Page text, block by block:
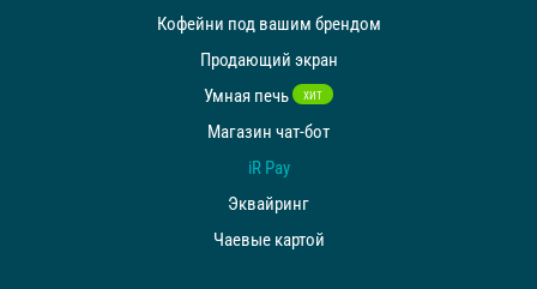
Кофейни под вашим брендом
Продающий экран
Умная печь
ХИТ
Магазин чат-бот
iR Pay
Эквайринг
Чаевые картой